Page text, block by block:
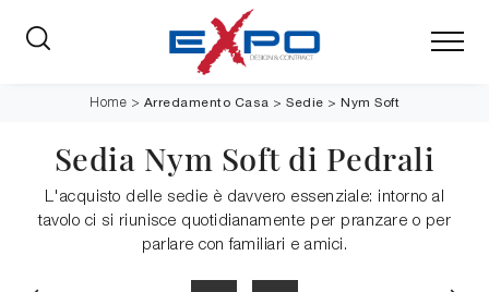
Home > Arredamento Casa > Sedie > Nym Soft
Sedia Nym Soft di Pedrali
L'acquisto delle sedie è davvero essenziale: intorno al
tavolo ci si riunisce quotidianamente per pranzare o per
parlare con familiari e amici.